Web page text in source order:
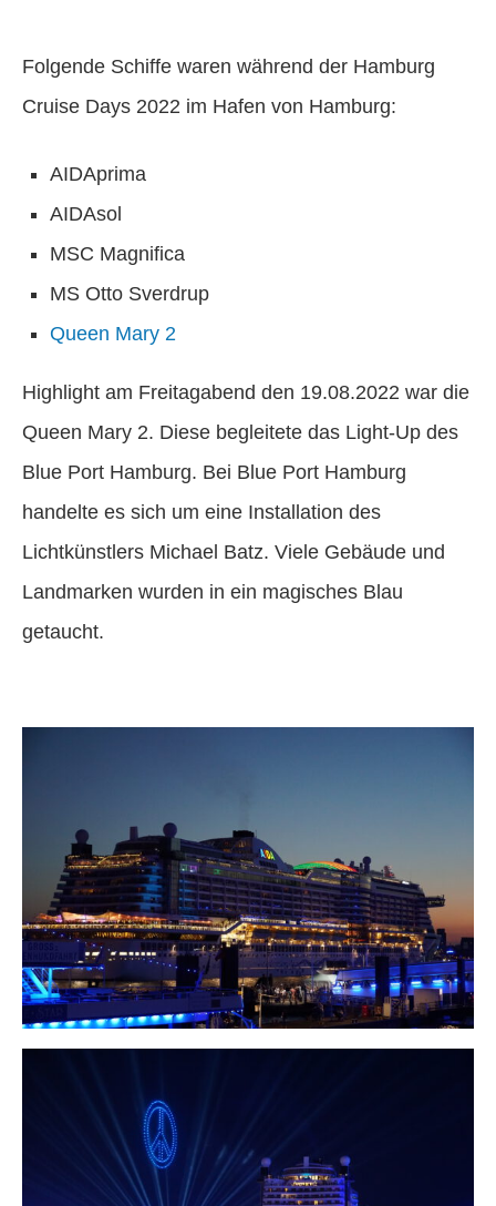
Folgende Schiffe waren während der Hamburg
Cruise Days 2022 im Hafen von Hamburg:
AIDAprima
AIDAsol
MSC Magnifica
MS Otto Sverdrup
Queen Mary 2
Highlight am Freitagabend den 19.08.2022 war die
Queen Mary 2. Diese begleitete das Light-Up des
Blue Port Hamburg. Bei Blue Port Hamburg
handelte es sich um eine Installation des
Lichtkünstlers Michael Batz. Viele Gebäude und
Landmarken wurden in ein magisches Blau
getaucht.